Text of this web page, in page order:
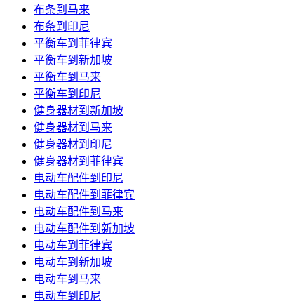
布条到马来
布条到印尼
平衡车到菲律宾
平衡车到新加坡
平衡车到马来
平衡车到印尼
健身器材到新加坡
健身器材到马来
健身器材到印尼
健身器材到菲律宾
电动车配件到印尼
电动车配件到菲律宾
电动车配件到马来
电动车配件到新加坡
电动车到菲律宾
电动车到新加坡
电动车到马来
电动车到印尼